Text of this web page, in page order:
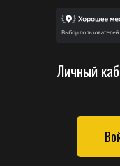
Личный